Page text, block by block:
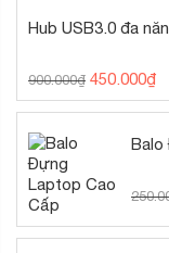
Hub USB3.0 đa
900.000₫ 450.000₫
Balo